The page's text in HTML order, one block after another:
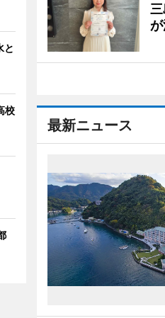
最新ニュース
と
校